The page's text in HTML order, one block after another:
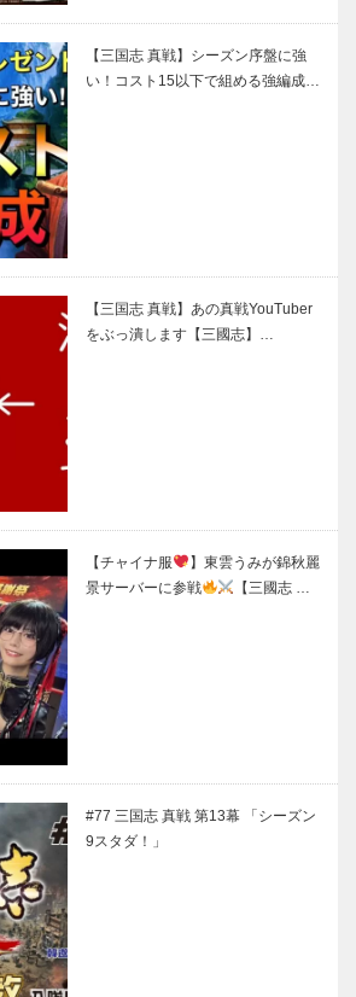
【三国志 真戦】シーズン序盤に強
い！コスト15以下で組める強編成…
【三国志 真戦】あの真戦YouTuber
をぶっ潰します【三國志】…
【チャイナ服
】東雲うみが錦秋麗
景サーバーに参戦
【三國志 …
#77 三国志 真戦 第13幕 「シーズン
9スタダ！」